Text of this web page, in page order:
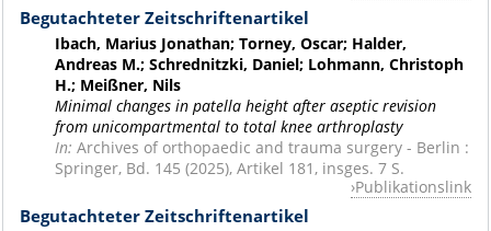
Begutachteter Zeitschriftenartikel
Ibach, Marius Jonathan; Torney, Oscar; Halder,
Andreas M.; Schrednitzki, Daniel; Lohmann, Christoph
H.; Meißner, Nils
Minimal changes in patella height after aseptic revision
from unicompartmental to total knee arthroplasty
In: Archives of orthopaedic and trauma surgery - Berlin :
Springer, Bd. 145 (2025), Artikel 181, insges. 7 S.
Publikationslink
Begutachteter Zeitschriftenartikel